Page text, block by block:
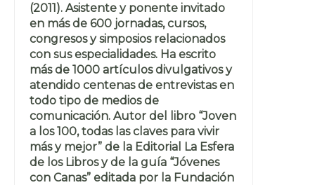
(2011). Asistente y ponente invitado
en más de 600 jornadas, cursos,
congresos y simposios relacionados
con sus especialidades. Ha escrito
más de 1000 artículos divulgativos y
atendido centenas de entrevistas en
todo tipo de medios de
comunicación. Autor del libro “Joven
a los 100, todas las claves para vivir
más y mejor” de la Editorial La Esfera
de los Libros y de la guía “Jóvenes
con Canas” editada por la Fundación